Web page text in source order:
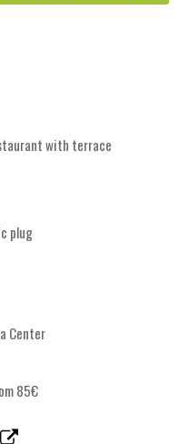
with terrace
plug
Center
85€